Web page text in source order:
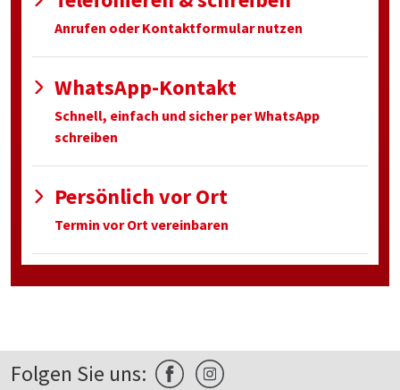
Anrufen oder Kontaktformular nutzen
WhatsApp-Kontakt
Schnell, einfach und sicher per WhatsApp
schreiben
Persönlich vor Ort
Termin vor Ort vereinbaren
Folgen Sie uns: